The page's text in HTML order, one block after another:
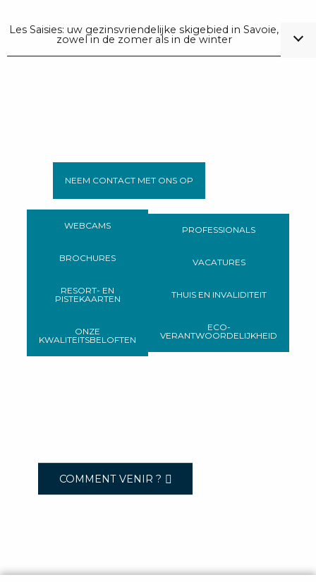
Les Saisies: uw gezinsvriendelijke skigebied in Savoie,
zowel in de zomer als in de winter
NEEM CONTACT MET ONS OP
WEBCAMS
BROCHURES
RESORT- EN
PISTEKAARTEN
ONZE
KWALITEITSBELOFTEN
PROFESSIONALS
VACATURES
THUIS EN INVALIDITEIT
ECO-
VERANTWOORDELIJKHEID
COMMENT VENIR ?